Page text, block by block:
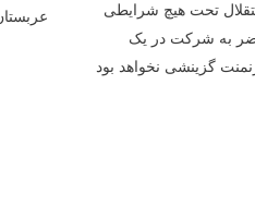
تحت هیچ شرایطی
به شرکت در یک
گزینشی نخواهد بود